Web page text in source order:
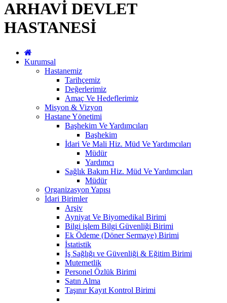
ARHAVİ DEVLET
HASTANESİ
Kurumsal
Hastanemiz
Tarihçemiz
Değerlerimiz
Amaç Ve Hedeflerimiz
Misyon & Vizyon
Hastane Yönetimi
Başhekim Ve Yardımcıları
Başhekim
İdari Ve Mali Hiz. Müd Ve Yardımcıları
Müdür
Yardımcı
Sağlık Bakım Hiz. Müd Ve Yardımcıları
Müdür
Organizasyon Yapısı
İdari Birimler
Arşiv
Ayniyat Ve Biyomedikal Birimi
Bilgi işlem Bilgi Güvenliği Birimi
Ek Ödeme (Döner Sermaye) Birimi
İstatistik
İş Sağlığı ve Güvenliği & Eğitim Birimi
Mutemetlik
Personel Özlük Birimi
Satın Alma
Taşınır Kayıt Kontrol Birimi